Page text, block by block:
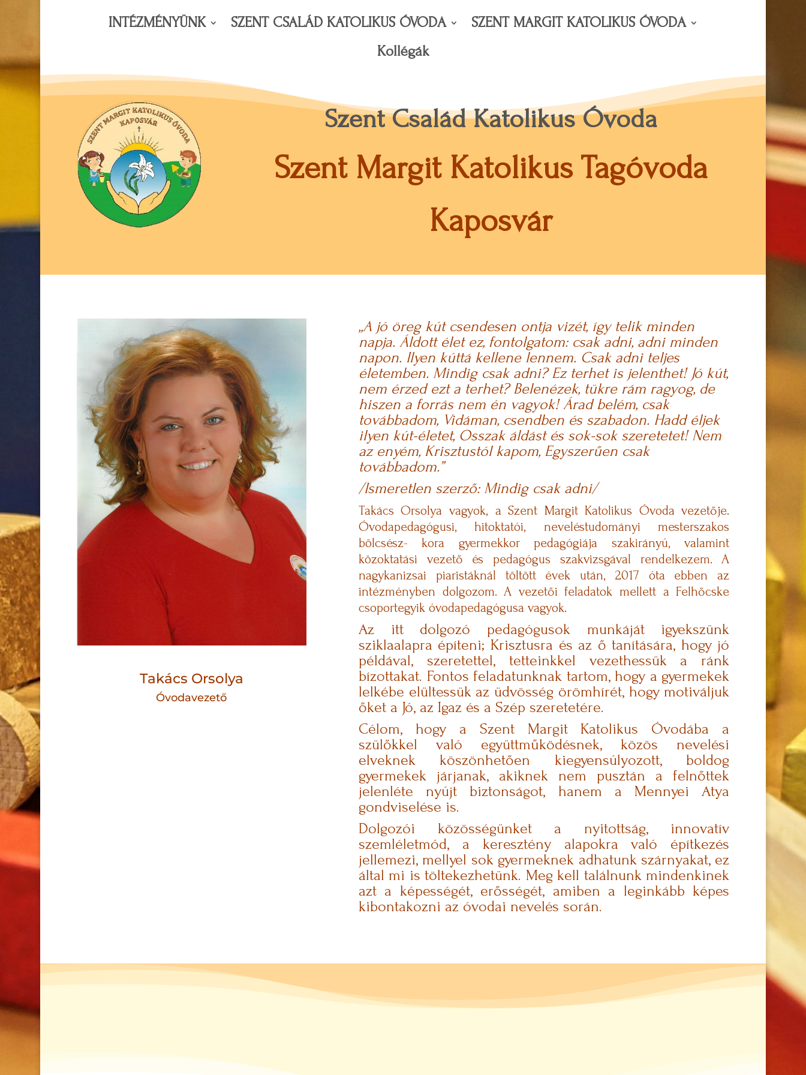
INTÉZMÉNYÜNK SZENT CSALÁD KATOLIKUS ÓVODA
SZENT MARGIT KATOLIKUS ÓVODA
Kollégák
Szent Család Katolikus Óvoda
Szent Margit Katolikus Tagóvoda
Kaposvár
Takács Orsolya
Óvodavezető
„A jó öreg kút csendesen ontja vizét, így telik minden
napja. Áldott élet ez, fontolgatom: csak adni, adni minden
napon. Ilyen kúttá kellene lennem. Csak adni teljes
életemben. Mindig csak adni? Ez terhet is jelenthet! Jó kút,
nem érzed ezt a terhet? Belenézek, tükre rám ragyog, de
hiszen a forrás nem én vagyok! Árad belém, csak
továbbadom, Vidáman, csendben és szabadon. Hadd éljek
ilyen kút-életet, Osszak áldást és sok-sok szeretetet! Nem
az enyém, Krisztustól kapom, Egyszerűen csak
továbbadom.”
/Ismeretlen szerző: Mindig csak adni/
Takács Orsolya vagyok, a Szent Margit Katolikus Óvoda vezetője.
Óvodapedagógusi, hitoktatói, neveléstudományi mesterszakos
bölcsész- kora gyermekkor pedagógiája szakirányú, valamint
közoktatási vezető és pedagógus szakvizsgával rendelkezem. A
nagykanizsai piaristáknál töltött évek után, 2017 óta ebben az
intézményben dolgozom. A vezetői feladatok mellett a Felhőcske
csoportegyik óvodapedagógusa vagyok.
Az itt dolgozó pedagógusok munkáját igyekszünk
sziklaalapra építeni; Krisztusra és az ő tanítására, hogy jó
példával, szeretettel, tetteinkkel vezethessük a ránk
bízottakat. Fontos feladatunknak tartom, hogy a gyermekek
lelkébe elültessük az üdvösség örömhírét, hogy motiváljuk
őket a Jó, az Igaz és a Szép szeretetére.
Célom, hogy a Szent Margit Katolikus Óvodába a
szülőkkel való együttműködésnek, közös nevelési
elveknek köszönhetően kiegyensúlyozott, boldog
gyermekek járjanak, akiknek nem pusztán a felnőttek
jelenléte nyújt biztonságot, hanem a Mennyei Atya
gondviselése is.
Dolgozói közösségünket a nyitottság, innovatív
szemléletmód, a keresztény alapokra való építkezés
jellemezi, mellyel sok gyermeknek adhatunk szárnyakat, ez
által mi is töltekezhetünk. Meg kell találnunk mindenkinek
azt a képességét, erősségét, amiben a leginkább képes
kibontakozni az óvodai nevelés során.